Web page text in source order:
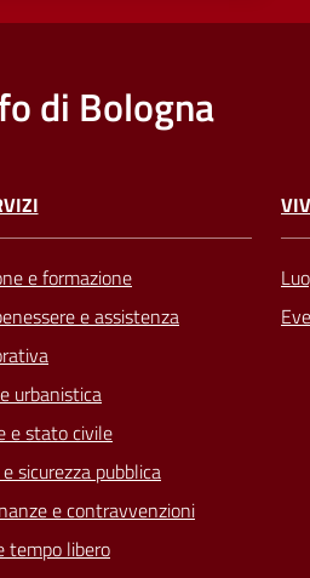
di Bologna
e formazione
e assistenza
urbanistica
e stato civile
sicurezza pubblica
e contravvenzioni
tempo libero